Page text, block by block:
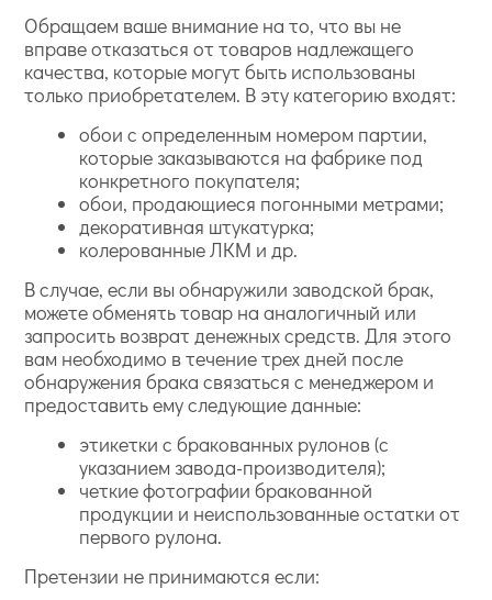
Обращаем ваше внимание на то, что вы не
вправе отказаться от товаров надлежащего
качества, которые могут быть использованы
только приобретателем. В эту категорию входят:
обои с определенным номером партии,
которые заказываются на фабрике под
конкретного покупателя;
обои, продающиеся погонными метрами;
декоративная штукатурка;
колерованные ЛКМ и др.
В случае, если вы обнаружили заводской брак,
можете обменять товар на аналогичный или
запросить возврат денежных средств. Для этого
вам необходимо в течение трех дней после
обнаружения брака связаться с менеджером и
предоставить ему следующие данные:
этикетки с бракованных рулонов (с
указанием завода-производителя);
четкие фотографии бракованной
продукции и неиспользованные остатки от
первого рулона.
Претензии не принимаются если: